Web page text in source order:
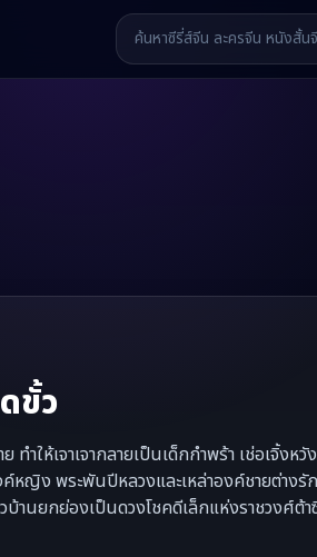
ขั้ว
ทำให้เจาเจากลายเป็นเด็กกำพร้า เช่อเจิ้ง
หญิง พระพันปีหลวงและเหล่าองค์ชายต่างรัก
นยกย่องเป็นดวงโชคดีเล็กแห่งราชวงศ์ต้า